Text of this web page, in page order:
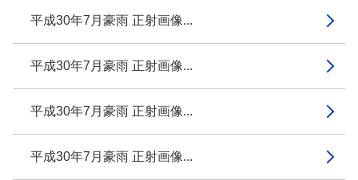
平成30年7月豪雨 正射画像...
平成30年7月豪雨 正射画像...
平成30年7月豪雨 正射画像...
平成30年7月豪雨 正射画像...